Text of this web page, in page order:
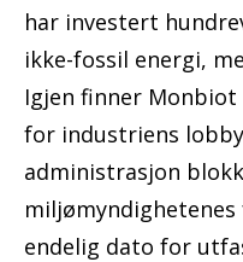
har investert
ikke-fossil energi,
Igjen finner
for industriens
administrasjon
endelig dato for